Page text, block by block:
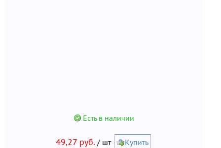
Есть в наличии
49,27 руб. / шт Купить